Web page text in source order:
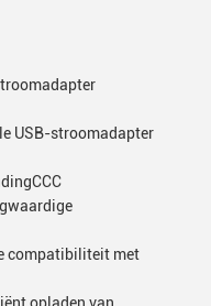
USB-stroomadapter
compatibiliteit met